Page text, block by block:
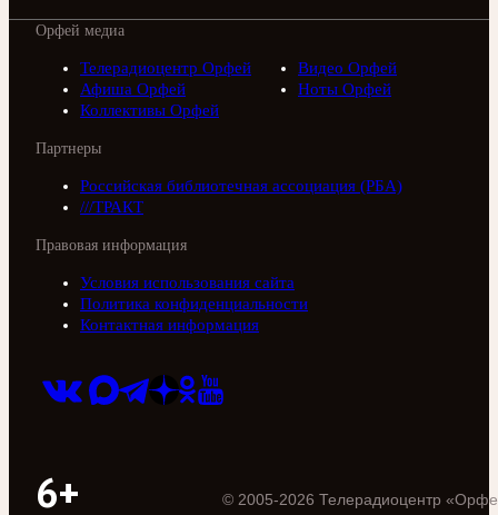
Орфей медиа
Телерадиоцентр Орфей
Видео Орфей
Афиша Орфей
Ноты Орфей
Коллективы Орфей
Партнеры
Российская библиотечная ассоциация (РБА)
///ТРАКТ
Правовая информация
Условия использования сайта
Политика конфиденциальности
Контактная информация
6+ © 2005-2026 Телерадиоцентр